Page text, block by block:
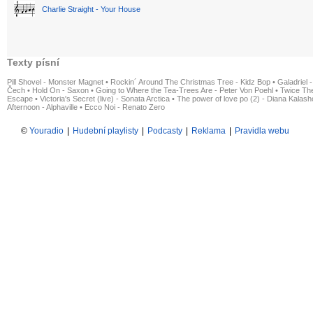
Charlie Straight - Your House
Texty písní
Pill Shovel - Monster Magnet • Rockin´ Around The Christmas Tree - Kidz Bop • Galadriel
Čech • Hold On - Saxon • Going to Where the Tea-Trees Are - Peter Von Poehl • Twice
Escape • Victoria's Secret (live) - Sonata Arctica • The power of love po (2) - Diana
Afternoon - Alphaville • Ecco Noi - Renato Zero
© Youradio Hudební playlisty Podcasty Reklama Pravidla webu